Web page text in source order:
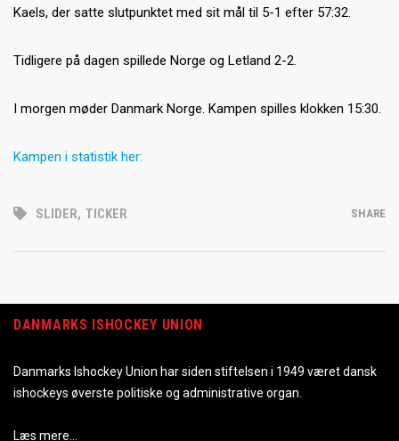
Kaels, der satte slutpunktet med sit mål til 5-1 efter 57:32.
Tidligere på dagen spillede Norge og Letland 2-2.
I morgen møder Danmark Norge. Kampen spilles klokken 15:30.
Kampen i statistik her:
SLIDER, TICKER SHARE
DANMARKS ISHOCKEY UNION
Danmarks Ishockey Union har siden stiftelsen i 1949 været dansk
ishockeys øverste politiske og administrative organ.
Læs mere…